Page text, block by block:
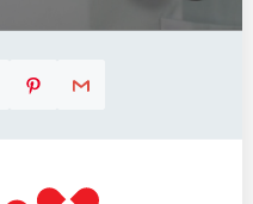
PinterestE-mail